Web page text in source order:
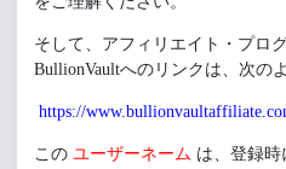
そして、アフィリエイト・プロ
BullionVaultへのリンクは、次の
https://
この ユーザーネーム は、登録時